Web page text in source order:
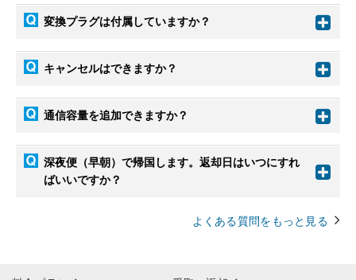
変換プラグは付属していますか？
キャンセルはできますか？
通信容量を追加できますか？
深夜便（早朝）で帰国します。返却日はいつにすれ
ばいいですか？
よくある質問をもっと見る